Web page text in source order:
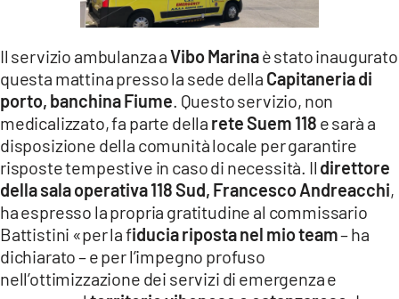
APPLE
Il servizio ambulanza aVibo Marinaè stato inaugurato
questa mattina presso la sede della Capitaneria di
porto, banchina Fiume. Questo servizio, non
medicalizzato, fa parte della rete Suem 118 e sarà a
disposizione della comunità locale per garantire
risposte tempestive in caso di necessità. Il direttore
della sala operativa 118 Sud, Francesco Andreacchi,
ha espresso la propria gratitudine al commissario
Battistini «per la fiducia riposta nel mio team– ha
dichiarato – e per l’impegno profuso
nell’ottimizzazione dei servizi di emergenza e